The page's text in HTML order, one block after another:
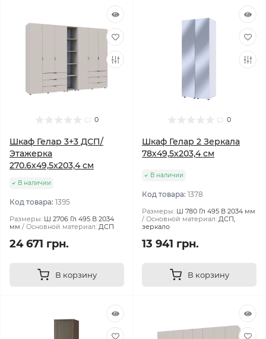
0
Шкаф Гелар 3+3 ДСП/
Этажерка
270.6х49,5х203,4 см
В наличии
Код товара: 1395
Размеры: Ш 2706 Гл 495 В 2034
мм
Основной материал: ДСП
24 671 грн.
В корзину
0
Шкаф Гелар 2 Зеркала
78х49,5х203,4 см
В наличии
Код товара: 1378
Размеры: Ш 780 Гл 495 В 2034 мм
Основной материал: ДСП,
зеркало
13 941 грн.
В корзину